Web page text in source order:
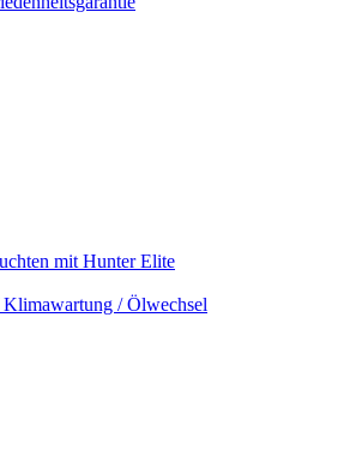
mit Hunter Elite
/ Ölwechsel